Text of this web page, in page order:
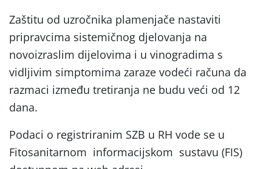
Zaštitu od uzročnika plamenjače nastaviti
pripravcima sistemičnog djelovanja na
novoizraslim dijelovima i u vinogradima s
vidljivim simptomima zaraze vodeći računa da
razmaci između tretiranja ne budu veći od 12
dana.
Podaci o registriranim SZB u RH vode se u
Fitosanitarnom informacijskom sustavu (FIS)